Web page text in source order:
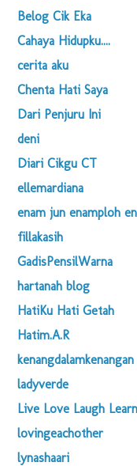
Belog Cik Eka
Cahaya Hidupku....
cerita aku
Chenta Hati Saya
Dari Penjuru Ini
deni
Diari Cikgu CT
ellemardiana
enam jun enamploh
fillakasih
GadisPensilWarna
hartanah blog
HatiKu Hati Getah
Hatim.A.R
kenangdalamkenangan
ladyverde
Live Love Laugh Learn
lovingeachother
lynashaari